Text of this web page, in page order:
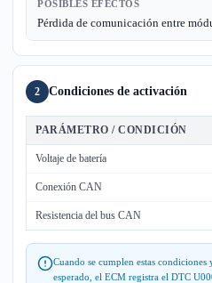
POSIBLES EFECTOS
Pérdida de comunicación entre
2 Condiciones de activación
PARÁMETRO / CONDICIÓN
Voltaje de batería
Conexión CAN
Resistencia del bus CAN
Cuando se cumplen estas condiciones
esperado, el ECM registra el DTC